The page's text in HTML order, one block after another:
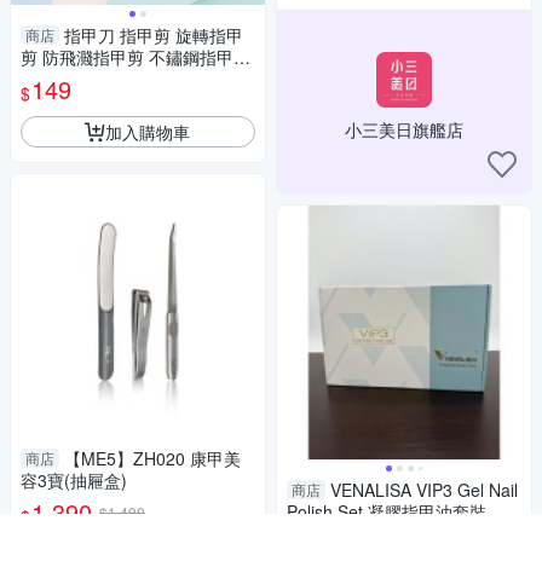
商店 指甲刀 指甲剪 旋轉指甲
剪 防飛濺指甲剪 不鏽鋼指甲剪
隨身便攜指甲刀 指甲剪刀 美甲
工具
$149
加入購物車
商店
【ME5】ZH020 康甲美
容3寶(抽屜盒)
$ 1,390 $1,490
小三美日旗艦店
商店 VENALISA VIP3 Gel Nail
Polish Set 凝膠指甲油套裝 全